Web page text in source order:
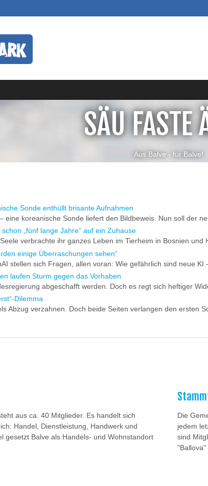
SÄU FASTE
Aus Balve - für Balve!
Sonde enthüllt brisante Aufnahmen
eine koreanische Sonde liefert den Bildbeweis. Nun soll der
„fünf lange Jahre“ auf ein Zuhause
verbrachte ihr ganzes Leben im Tierheim in Bosnien
einige Überraschungen sehen“
stellen sich Fragen, allen voran: Wie gefährlich sind neue
laufen Sturm gegen das Vorhaben
abgeschafft werden. Doch es regt sich heftiger
Dilemma
Abzug verzahnen. Doch beide Seiten verlangen den ersten
aus ca. 40 Mitglieder. Es handelt sich
Handel, Dienstleistung, Handwerk und
gesetzt Balve als Handels- und Wohnstandort
Die
jedem
sind
"Ballova"